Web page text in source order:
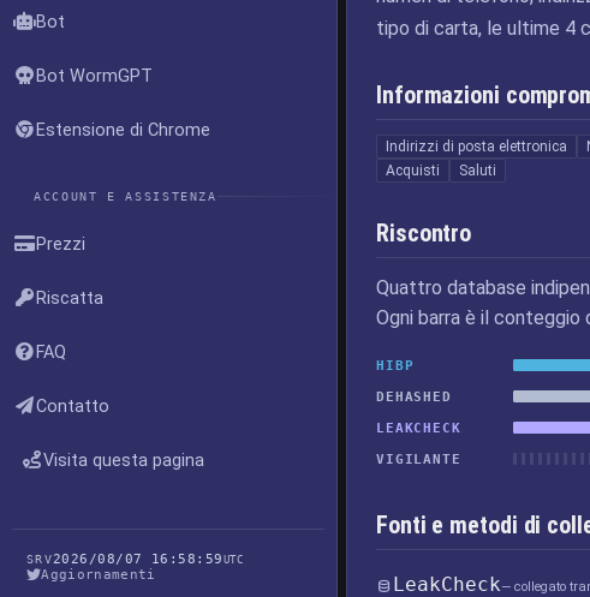
Bot
Bot WormGPT
Estensione di Chrome
ACCOUNT E ASSISTENZA
Prezzi
Riscatta
FAQ
Contatto
Visita questa pagina
SRV2026/08/07 16:58:59UTC
Aggiornamenti
tipo di carta, le ultime 4
Informazioni
Indirizzi di posta elettronica
Acquisti
Saluti
Riscontro
Quattro database
Ogni barra è il conteggio
HIBP
DEHASHED
LEAKCHECK
VIGILANTE
Fonti e metodi di
LeakCheck— collegato